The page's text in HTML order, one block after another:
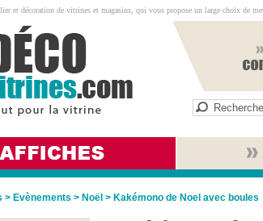
et décoration de vitrines et magasins, qui vous propose un large choix de
> Evènements > Noël > Kakémono de Noel avec boules